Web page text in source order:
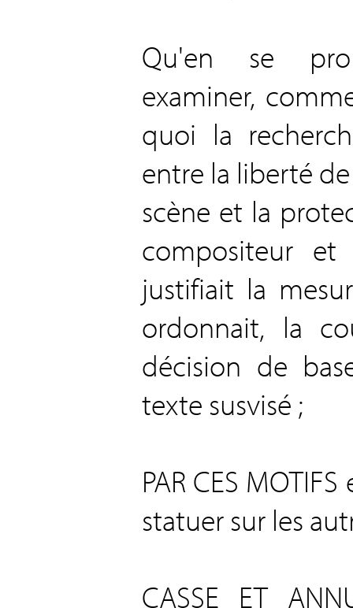
Qu'en se
examiner,
quoi la
entre la liberté
scène et la
compositeur
justifiait la
ordonnait, la
décision de
texte susvisé ;
PAR CES
statuer sur les
CASSE ET